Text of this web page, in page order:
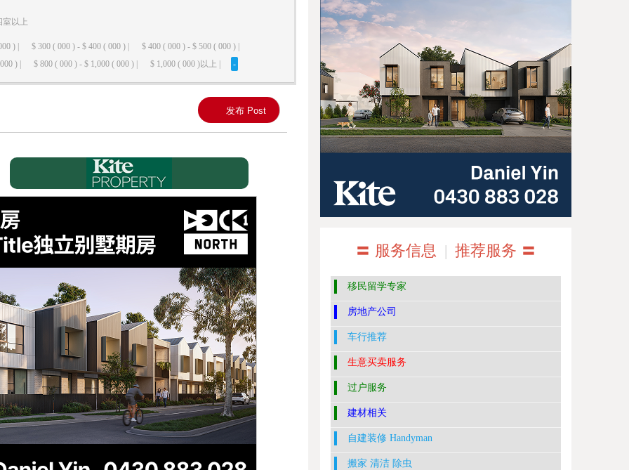
室以上
) | $ 300 ( 000 ) - $ 400 ( 000 ) |
$ 400 ( 000 ) - $ 500 ( 000 ) |
) |
$ 800 ( 000 ) - $ 1,000 ( 000 ) | $ 1,000 ( 000 )以上 | -
发布 Post
〓 服务信息 | 推荐服务 〓
移民留学专家
房地产公司
车行推荐
生意买卖服务
过户服务
建材相关
自建装修 Handyman
搬家 清洁 除虫